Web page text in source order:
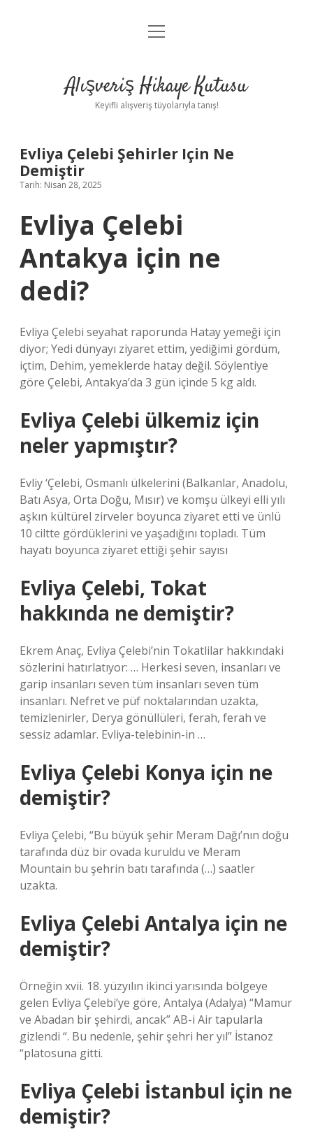
Anasayfa
Yasal Uyarı
menüyü
Alışveriş Hikaye Kutusu
Keyifli alışveriş tüyolarıyla tanış!
Evliya Çelebi Şehirler Için Ne
Demiştir
Tarih: Nisan 28, 2025
Evliya Çelebi
Antakya için ne
dedi?
Evliya Çelebi seyahat raporunda Hatay yemeği için
diyor; Yedi dünyayı ziyaret ettim, yediğimi gördüm,
içtim, Dehim, yemeklerde hatay değil. Söylentiye
göre Çelebi, Antakya’da 3 gün içinde 5 kg aldı.
Evliya Çelebi ülkemiz için
neler yapmıştır?
Evliy ‘Çelebi, Osmanlı ülkelerini (Balkanlar, Anadolu,
Batı Asya, Orta Doğu, Mısır) ve komşu ülkeyi elli yılı
aşkın kültürel zirveler boyunca ziyaret etti ve ünlü
10 ciltte gördüklerini ve yaşadığını topladı. Tüm
hayatı boyunca ziyaret ettiği şehir sayısı
Evliya Çelebi, Tokat
hakkında ne demiştir?
Ekrem Anaç, Evliya Çelebi’nin Tokatlilar hakkındaki
sözlerini hatırlatıyor: … Herkesi seven, insanları ve
garip insanları seven tüm insanları seven tüm
insanları. Nefret ve püf noktalarından uzakta,
temizlenirler, Derya gönüllüleri, ferah, ferah ve
sessiz adamlar. Evliya-telebinin-in …
Evliya Çelebi Konya için ne
demiştir?
Evliya Çelebi, “Bu büyük şehir Meram Dağı’nın doğu
tarafında düz bir ovada kuruldu ve Meram
Mountain bu şehrin batı tarafında (…) saatler
uzakta.
Evliya Çelebi Antalya için ne
demiştir?
Örneğin xvii. 18. yüzyılın ikinci yarısında bölgeye
gelen Evliya Çelebi’ye göre, Antalya (Adalya) “Mamur
ve Abadan bir şehirdi, ancak” AB-i Air tapularla
gizlendi “. Bu nedenle, şehir şehri her yıl” İstanoz
“platosuna gitti.
Evliya Çelebi İstanbul için ne
demiştir?